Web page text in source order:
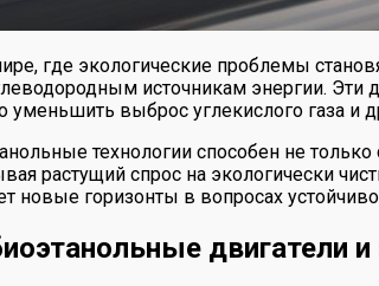
где экологические проблемы
источникам энергии. Эти
уменьшить выброс углекислого газа
технологии способен не
растущий спрос на экологически
новые горизонты в вопросах
двигатели